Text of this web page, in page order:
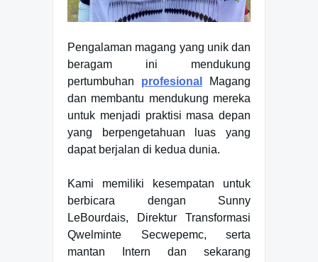
Pengalaman magang yang unik dan
beragam ini mendukung
pertumbuhan profesional
Magang
dan membantu mendukung mereka
untuk menjadi praktisi masa depan
yang berpengetahuan luas yang
dapat berjalan di kedua dunia.
Kami memiliki kesempatan untuk
berbicara dengan Sunny
LeBourdais, Direktur Transformasi
Qwelminte Secwepemc, serta
mantan Intern dan sekarang